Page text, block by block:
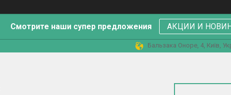
Смотрите наши супер предложения АКЦИИ И
Бальзака Оноре, 4, Київ,